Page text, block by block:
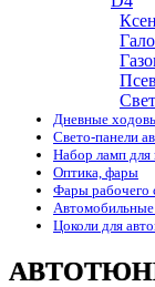
Дневные
Свето-панели
Набор ламп для
Оптика, фары
Фары рабочего
Цоколи для